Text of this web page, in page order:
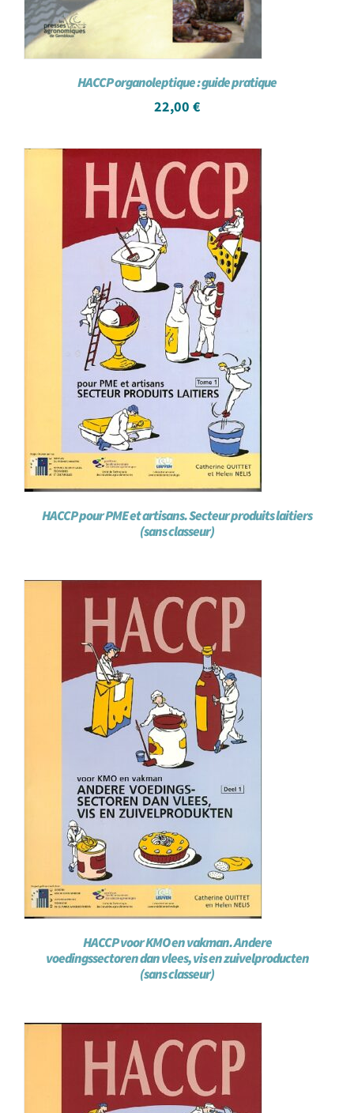
HACCP organoleptique : guide pratique
22,00 €
HACCP pour PME et artisans. Secteur produits laitiers
(sans classeur)
HACCP voor KMO en vakman. Andere
voedingssectoren dan vlees, vis en zuivelproducten
(sans classeur)